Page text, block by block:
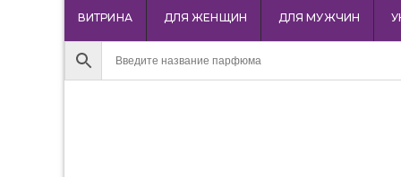
ВИТРИНА ДЛЯ ЖЕНЩИН ДЛЯ МУЖЧИН